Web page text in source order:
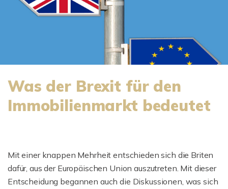
Was der Brexit für den
Immobilienmarkt bedeutet
Mit einer knappen Mehrheit entschieden sich die Briten
dafür, aus der Europäischen Union auszutreten. Mit dieser
Entscheidung begannen auch die Diskussionen, was sich